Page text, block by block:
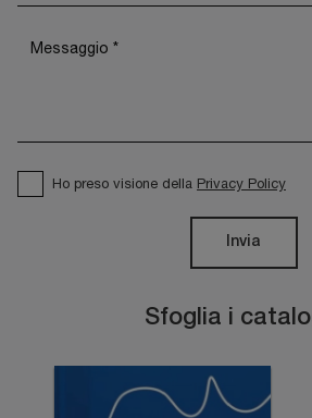
Sfoglia i
Ho preso visione della Privacy Policy
Invia